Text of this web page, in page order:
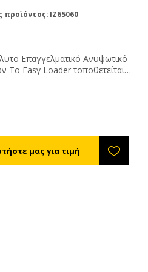
προϊόντος: IZ65060
Επαγγελματικό Ανυψωτικό
Το Easy Loader τοποθετείται
είναι μόνο 240 κιλά. Χάρη
αυτόματο σύστημα